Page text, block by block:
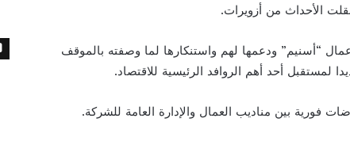
الأحداث من أزويرات.
“أسنيم” ودعمها لهم واستنكارها لما وصفته بالموقف
لمستقبل أحد أهم الروافد الرئيسية للاقتصاد.
فورية بين مناديب العمال والإدارة العامة للشركة.